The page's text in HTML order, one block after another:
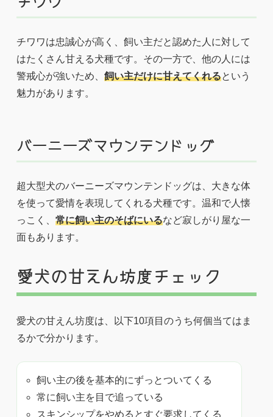
チワワは忠誠心が高く、飼い主だと認めた人に対して
はたくさん甘える犬種です。その一方で、他の人には
警戒心が強いため、 飼い主だけに甘えてくれるという
魅力があります。
バーニーズマウンテンドッグ
超大型犬のバーニーズマウンテンドッグは、大きな体
を使って愛情を表現してくれる犬種です。温和で人懐
っこく、 常に飼い主のそばにいるなど寂しがり屋な一
面もあります。
愛犬の甘えん坊度チェック
愛犬の甘えん坊度は、以下10項目のうち何個当てはま
るかで分かります。
飼い主の後を基本的にずっとついてくる
常に飼い主を目で追っている
スキンシップをやめるとすぐ要求してくる